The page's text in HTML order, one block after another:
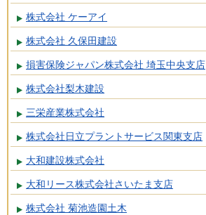
株式会社 ケーアイ
株式会社 久保田建設
損害保険ジャパン株式会社 埼玉中央支店
株式会社梨木建設
三栄産業株式会社
株式会社日立プラントサービス関東支店
大和建設株式会社
大和リース株式会社さいたま支店
株式会社 菊池造園土木